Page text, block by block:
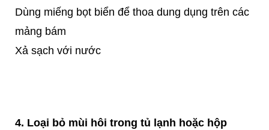
Dùng miếng bọt biển để thoa dung dụng trên các
mảng bám
Xả sạch với nước
4. Loại bỏ mùi hôi trong tủ lạnh hoặc hộp